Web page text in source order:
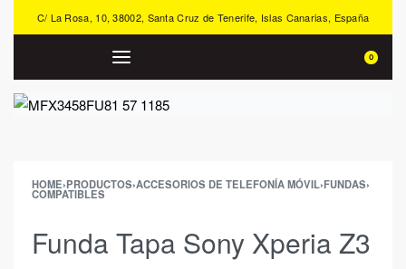
C/ La Rosa, 10, 38002, Santa Cruz de Tenerife, Islas Canarias, España
0
HOME›PRODUCTOS›ACCESORIOS DE TELEFONÍA MÓVIL›FUNDAS›
COMPATIBLES
Funda Tapa Sony Xperia Z3